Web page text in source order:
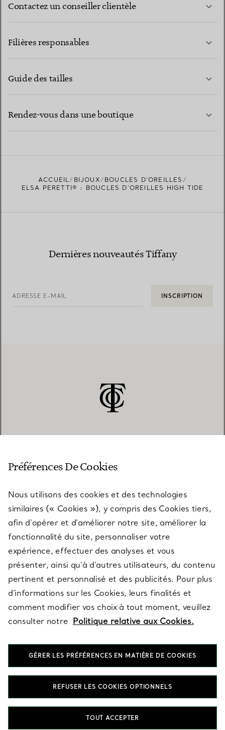
Contactez un conseiller clientèle
Filières responsables
Guide des tailles
Rendez-vous dans une boutique
TROUVEZ LA BOUTIQUE LA PLUS PROCHE
ACCUEIL BIJOUX
BOUCLES D’OREILLES
ELSA PERETTI® : BOUCLES D’OREILLES HIGH TIDE
Dernières nouveautés Tiffany
ADRESSE E-MAIL INSCRIPTION
SERVICES
À PROPOS
QUESTIONS LÉGALES
SUIVEZ-NOUS
T&Co. 2026
Préférences De Cookies
Nous utilisons des cookies et des technologies
similaires (« Cookies »), y compris des Cookies tiers,
afin d’opérer et d’améliorer notre site, améliorer la
fonctionnalité du site, personnaliser votre
expérience, effectuer des analyses et vous
présenter, ainsi qu’à d’autres utilisateurs, du contenu
pertinent et personnalisé et des publicités. Pour plus
d’informations sur les Cookies, leurs finalités et
comment modifier vos choix à tout moment, veuillez
consulter notre Politique relative aux Cookies.
GÉRER LES PRÉFÉRENCES EN MATIÈRE DE COOKIES
REFUSER LES COOKIES OPTIONNELS
TOUT ACCEPTER